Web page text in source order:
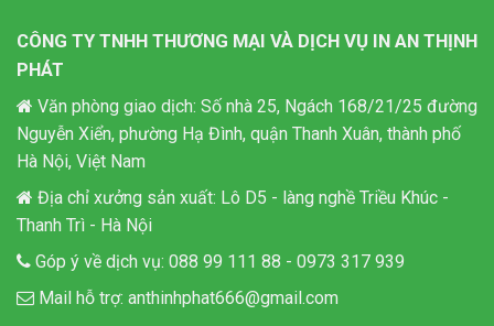
CÔNG TY TNHH THƯƠNG MẠI VÀ DỊCH VỤ IN AN THỊNH
PHÁT
Văn phòng giao dịch: Số nhà 25, Ngách 168/21/25 đường
Nguyễn Xiển, phường Hạ Đình, quận Thanh Xuân, thành phố
Hà Nội, Việt Nam
Địa chỉ xưởng sản xuất: Lô D5 - làng nghề Triều Khúc -
Thanh Trì - Hà Nội
Góp ý về dịch vụ: 088 99 111 88 - 0973 317 939
Mail hỗ trợ: anthinhphat666@gmail.com